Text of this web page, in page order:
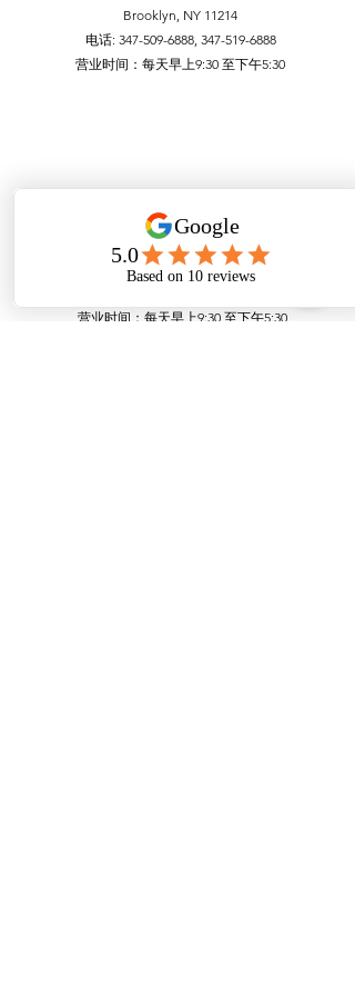
Brooklyn, NY 11214
电话: 347-509-6888, 347-519-6888
营业时间：每天早上9:30 至下午5:30
1766 Hylan Blvd
Staten Island, NY 10305
营业时间：每天早上9:30 至下午5:30